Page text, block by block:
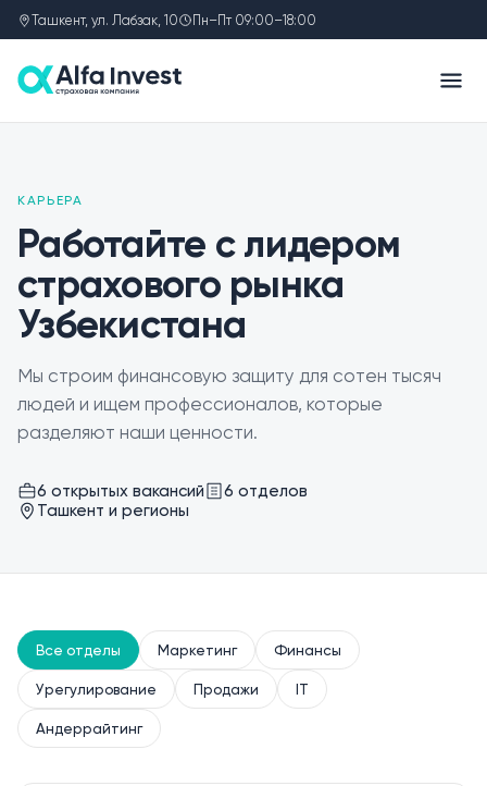
Ташкент, ул. Лабзак, 10 Пн–Пт 09:00–18:00
КАРЬЕРА
Работайте с лидером
страхового рынка
Узбекистана
Мы строим финансовую защиту для сотен тысяч
людей и ищем профессионалов, которые
разделяют наши ценности.
6 открытых вакансий 6 отделов
Ташкент и регионы
Все отделы Маркетинг Финансы
Урегулирование Продажи IT
Андеррайтинг